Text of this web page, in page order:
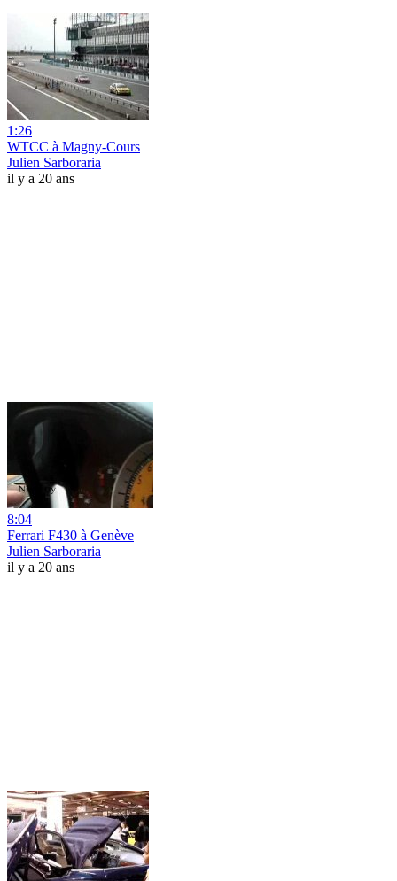
1:26
WTCC à Magny-Cours
Julien Sarboraria
il y a 20 ans
8:04
Ferrari F430 à Genève
Julien Sarboraria
il y a 20 ans